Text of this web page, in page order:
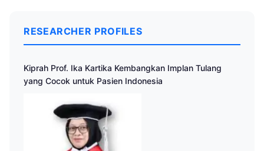
RESEARCHER PROFILES
Kiprah Prof. Ika Kartika Kembangkan Implan Tulang
yang Cocok untuk Pasien Indonesia